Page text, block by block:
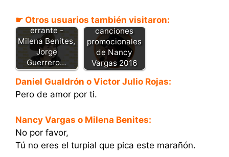
☛ Otros usuarios también visitaron:
Golondrina
errante -
Milena Benites,
Jorge
Guerrero…
Descarga las
canciones
promocionales
de Nancy
Vargas 2016
Daniel Gualdrón o Victor Julio Rojas:
Pero de amor por ti.
Nancy Vargas o Milena Benites:
No por favor,
Tú no eres el turpial que pica este marañón.